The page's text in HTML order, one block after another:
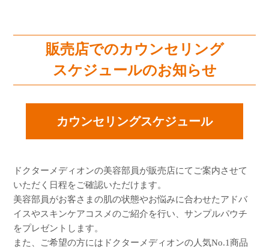
販売店でのカウンセリング
スケジュールのお知らせ
カウンセリングスケジュール
ドクターメディオンの美容部員が販売店にてご案内させて
いただく日程をご確認いただけます。
美容部員がお客さまの肌の状態やお悩みに合わせたアドバ
イスやスキンケアコスメのご紹介を行い、サンプルパウチ
をプレゼントします。
また、ご希望の方にはドクターメディオンの人気No.1商品